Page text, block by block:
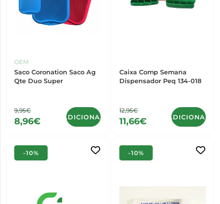
OEM
Saco Coronation Saco Ag
Qte Duo Super
9,95€
8,96€ ADICIONAR
Caixa Comp Semana
Dispensador Peq 134-018
12,95€
11,66€ ADICIONAR
-10% -10%